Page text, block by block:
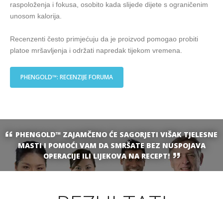
raspoloženja i fokusa, osobito kada slijede dijete s ograničenim
unosom kalorija.
Recenzenti često primjećuju da je proizvod pomogao probiti
platoe mršavljenja i održati napredak tijekom vremena.
PHENGOLD™: RECENZIJE FORUMA
PHENGOLD™ ZAJAMČENO ĆE SAGORJETI VIŠAK TJELESNE
MASTI I POMOĆI VAM DA SMRŠATE BEZ NUSPOJAVA
OPERACIJE ILI LIJEKOVA NA RECEPT!